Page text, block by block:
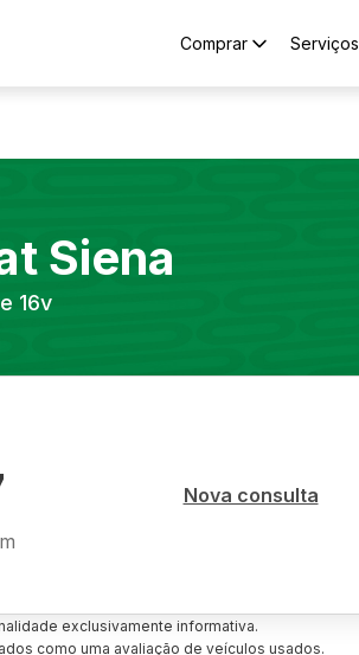
Comprar Serviços
Siena
16v
Nova consulta
exclusivamente informativa.
como uma avaliação de veículos usados.